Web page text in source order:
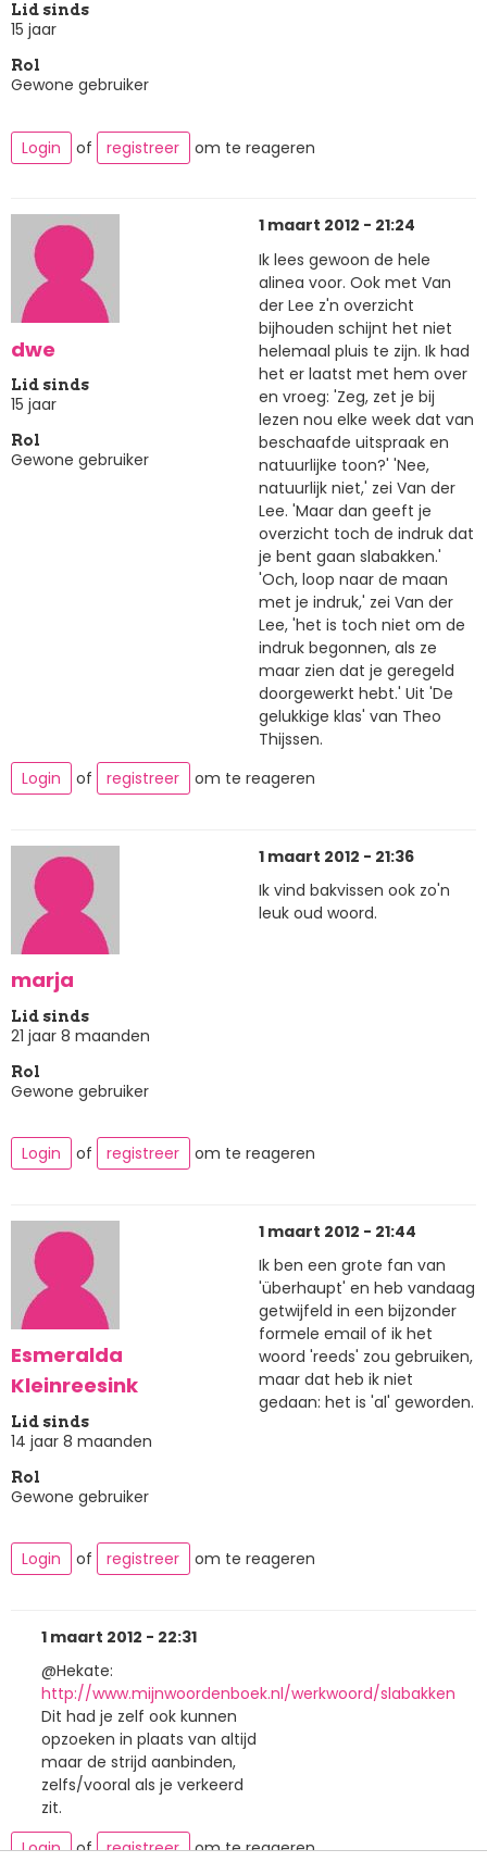
Lid sinds
15 jaar
Rol
Gewone gebruiker
Login of registreer om te reageren
dwe
Lid sinds
15 jaar
Rol
Gewone gebruiker
1 maart 2012 - 21:24
Ik lees gewoon de hele
alinea voor. Ook met Van
der Lee z'n overzicht
bijhouden schijnt het niet
helemaal pluis te zijn. Ik had
het er laatst met hem over
en vroeg: 'Zeg, zet je bij
lezen nou elke week dat van
beschaafde uitspraak en
natuurlijke toon?' 'Nee,
natuurlijk niet,' zei Van der
Lee. 'Maar dan geeft je
overzicht toch de indruk dat
je bent gaan slabakken.'
'Och, loop naar de maan
met je indruk,' zei Van der
Lee, 'het is toch niet om de
indruk begonnen, als ze
maar zien dat je geregeld
doorgewerkt hebt.' Uit 'De
gelukkige klas' van Theo
Thijssen.
Login
of registreer om te reageren
marja
Lid sinds
21 jaar 8 maanden
Rol
Gewone gebruiker
1 maart 2012 - 21:36
Ik vind bakvissen ook zo'n
leuk oud woord.
Login of registreer om te reageren
Esmeralda
Kleinreesink
Lid sinds
14 jaar 8 maanden
Rol
Gewone gebruiker
1 maart 2012 - 21:44
Ik ben een grote fan van
'überhaupt' en heb vandaag
getwijfeld in een bijzonder
formele email of ik het
woord 'reeds' zou gebruiken,
maar dat heb ik niet
gedaan: het is 'al' geworden.
Login of registreer om te reageren
1 maart 2012 - 22:31
@Hekate:
http://www.mijnwoordenboek.nl/werkwoord/slabakken
Dit had je zelf ook kunnen
opzoeken in plaats van altijd
maar de strijd aanbinden,
zelfs/vooral als je verkeerd
zit.
Login of registreer om te reageren